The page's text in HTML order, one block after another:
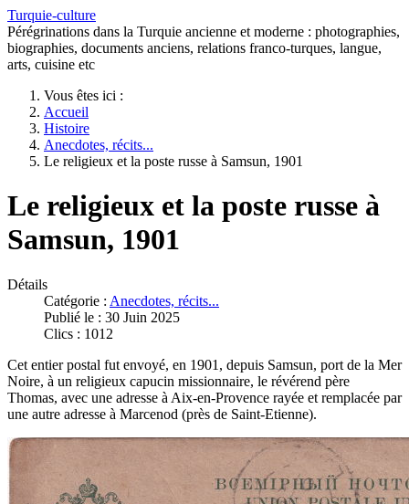
Turquie-culture
Pérégrinations dans la Turquie ancienne et moderne : photographies,
biographies, documents anciens, relations franco-turques, langue,
arts, cuisine etc
Vous êtes ici :
Accueil
Histoire
Anecdotes, récits...
Le religieux et la poste russe à Samsun, 1901
Le religieux et la poste russe à
Samsun, 1901
Détails
Catégorie : Anecdotes, récits...
Publié le : 30 Juin 2025
Clics : 1012
Cet entier postal fut envoyé, en 1901, depuis Samsun, port de la Mer
Noire, à un religieux capucin missionnaire, le révérend père
Thomas, avec une adresse à Aix-en-Provence rayée et remplacée par
une autre adresse à Marcenod (près de Saint-Etienne).